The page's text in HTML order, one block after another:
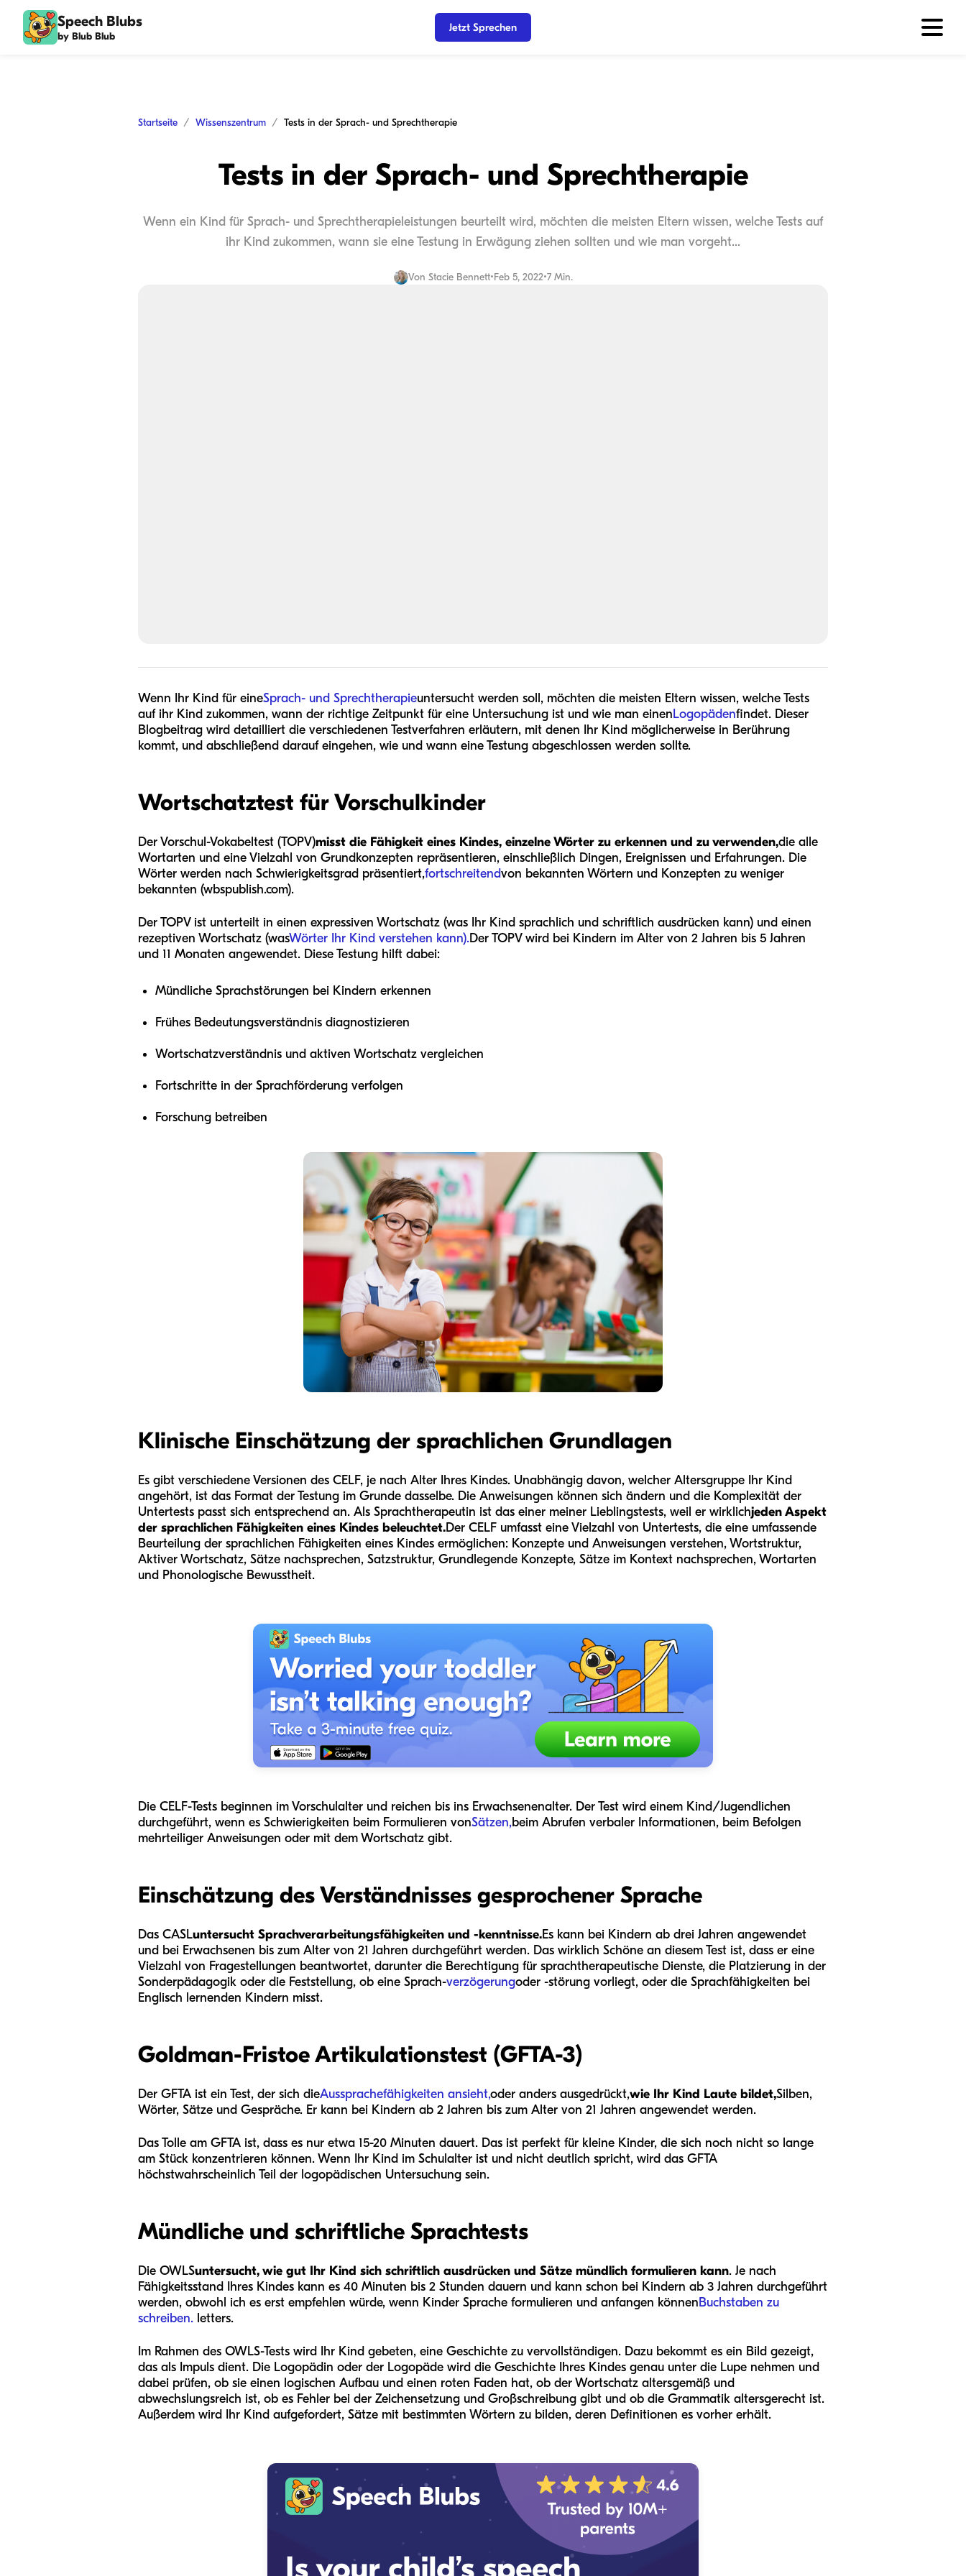
Speech Blubs
by Blub Blub
Jetzt Sprechen
Startseite Wissenszentrum Tests in der Sprach- und Sprechtherapie
Tests in der Sprach- und Sprechtherapie
Wenn ein Kind für Sprach- und Sprechtherapieleistungen beurteilt wird, möchten die meisten Eltern wissen, welche Tests auf
ihr Kind zukommen, wann sie eine Testung in Erwägung ziehen sollten und wie man vorgeht...
Von Stacie Bennett•Feb 5, 2022•7 Min.
Wenn Ihr Kind für eineSprach- und Sprechtherapieuntersucht werden soll, möchten die meisten Eltern wissen, welche Tests
auf ihr Kind zukommen, wann der richtige Zeitpunkt für eine Untersuchung ist und wie man einenLogopädenfindet. Dieser
Blogbeitrag wird detailliert die verschiedenen Testverfahren erläutern, mit denen Ihr Kind möglicherweise in Berührung
kommt, und abschließend darauf eingehen, wie und wann eine Testung abgeschlossen werden sollte.
Wortschatztest für Vorschulkinder
Der Vorschul-Vokabeltest (TOPV)misst die Fähigkeit eines Kindes, einzelne Wörter zu erkennen und zu verwenden,die alle
Wortarten und eine Vielzahl von Grundkonzepten repräsentieren, einschließlich Dingen, Ereignissen und Erfahrungen. Die
Wörter werden nach Schwierigkeitsgrad präsentiert,fortschreitendvon bekannten Wörtern und Konzepten zu weniger
bekannten (wbspublish.com).
Der TOPV ist unterteilt in einen expressiven Wortschatz (was Ihr Kind sprachlich und schriftlich ausdrücken kann) und einen
rezeptiven Wortschatz (wasWörter Ihr Kind verstehen kann).Der TOPV wird bei Kindern im Alter von 2 Jahren bis 5 Jahren
und 11 Monaten angewendet. Diese Testung hilft dabei:
Mündliche Sprachstörungen bei Kindern erkennen
Frühes Bedeutungsverständnis diagnostizieren
Wortschatzverständnis und aktiven Wortschatz vergleichen
Fortschritte in der Sprachförderung verfolgen
Forschung betreiben
Klinische Einschätzung der sprachlichen Grundlagen
Es gibt verschiedene Versionen des CELF, je nach Alter Ihres Kindes. Unabhängig davon, welcher Altersgruppe Ihr Kind
angehört, ist das Format der Testung im Grunde dasselbe. Die Anweisungen können sich ändern und die Komplexität der
Untertests passt sich entsprechend an. Als Sprachtherapeutin ist das einer meiner Lieblingstests, weil er wirklichjeden Aspekt
der sprachlichen Fähigkeiten eines Kindes beleuchtet.Der CELF umfasst eine Vielzahl von Untertests, die eine umfassende
Beurteilung der sprachlichen Fähigkeiten eines Kindes ermöglichen: Konzepte und Anweisungen verstehen, Wortstruktur,
Aktiver Wortschatz, Sätze nachsprechen, Satzstruktur, Grundlegende Konzepte, Sätze im Kontext nachsprechen, Wortarten
und Phonologische Bewusstheit.
Die CELF-Tests beginnen im Vorschulalter und reichen bis ins Erwachsenenalter. Der Test wird einem Kind/Jugendlichen
durchgeführt, wenn es Schwierigkeiten beim Formulieren vonSätzen,beim Abrufen verbaler Informationen, beim Befolgen
mehrteiliger Anweisungen oder mit dem Wortschatz gibt.
Einschätzung des Verständnisses gesprochener Sprache
Das CASLuntersucht Sprachverarbeitungsfähigkeiten und -kenntnisse.Es kann bei Kindern ab drei Jahren angewendet
und bei Erwachsenen bis zum Alter von 21 Jahren durchgeführt werden. Das wirklich Schöne an diesem Test ist, dass er eine
Vielzahl von Fragestellungen beantwortet, darunter die Berechtigung für sprachtherapeutische Dienste, die Platzierung in der
Sonderpädagogik oder die Feststellung, ob eine Sprach-verzögerungoder -störung vorliegt, oder die Sprachfähigkeiten bei
Englisch lernenden Kindern misst.
Goldman-Fristoe Artikulationstest (GFTA-3)
Der GFTA ist ein Test, der sich dieAussprachefähigkeiten ansieht,oder anders ausgedrückt,wie Ihr Kind Laute bildet,Silben,
Wörter, Sätze und Gespräche. Er kann bei Kindern ab 2 Jahren bis zum Alter von 21 Jahren angewendet werden.
Das Tolle am GFTA ist, dass es nur etwa 15-20 Minuten dauert. Das ist perfekt für kleine Kinder, die sich noch nicht so lange
am Stück konzentrieren können. Wenn Ihr Kind im Schulalter ist und nicht deutlich spricht, wird das GFTA
höchstwahrscheinlich Teil der logopädischen Untersuchung sein.
Mündliche und schriftliche Sprachtests
Die OWLSuntersucht, wie gut Ihr Kind sich schriftlich ausdrücken und Sätze mündlich formulieren kann. Je nach
Fähigkeitsstand Ihres Kindes kann es 40 Minuten bis 2 Stunden dauern und kann schon bei Kindern ab 3 Jahren durchgeführt
werden, obwohl ich es erst empfehlen würde, wenn Kinder Sprache formulieren und anfangen könnenBuchstaben zu
schreiben. letters.
Im Rahmen des OWLS-Tests wird Ihr Kind gebeten, eine Geschichte zu vervollständigen. Dazu bekommt es ein Bild gezeigt,
das als Impuls dient. Die Logopädin oder der Logopäde wird die Geschichte Ihres Kindes genau unter die Lupe nehmen und
dabei prüfen, ob sie einen logischen Aufbau und einen roten Faden hat, ob der Wortschatz altersgemäß und
abwechslungsreich ist, ob es Fehler bei der Zeichensetzung und Großschreibung gibt und ob die Grammatik altersgerecht ist.
Außerdem wird Ihr Kind aufgefordert, Sätze mit bestimmten Wörtern zu bilden, deren Definitionen es vorher erhält.